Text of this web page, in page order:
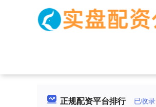
正规配资平台排行 已收录